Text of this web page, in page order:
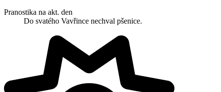
Pranostika na akt. den
Do svatého Vavřince nechval pšenice.